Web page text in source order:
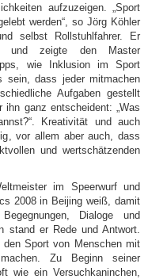
aufzuzeigen. „Sport
werden“, so Jörg Köhler
selbst Rollstuhlfahrer. Er
und zeigte den Master
wie Inklusion im Sport
sein, dass jeder mitmachen
Aufgaben gestellt
ihn ganz entscheident: „Was
Kreativität und auch
vor allem aber auch, dass
und wertschätzenden
im Speerwurf und
2008 in Beijing weiß, damit
Dialoge und
stand er Rede und Antwort.
Sport von Menschen mit
Zu Beginn seiner
wie ein Versuchkaninchen,